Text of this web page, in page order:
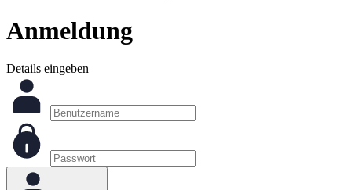
Anmeldung
Details eingeben